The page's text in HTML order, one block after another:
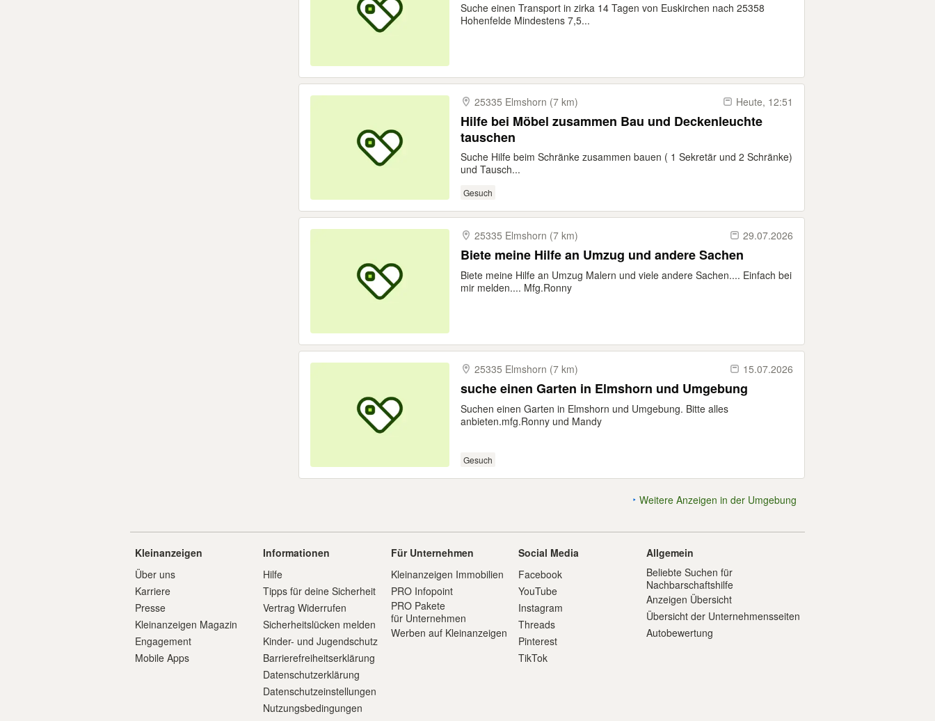
Suche einen Transport in zirka 14 Tagen von Euskirchen nach 25358
Hohenfelde Mindestens 7,5...
25335 Elmshorn (7 km) Heute, 12:51
Hilfe bei Möbel zusammen Bau und Deckenleuchte
tauschen
Suche Hilfe beim Schränke zusammen bauen ( 1 Sekretär und 2 Schränke)
und Tausch...
Gesuch
25335 Elmshorn (7 km) 29.07.2026
Biete meine Hilfe an Umzug und andere Sachen
Biete meine Hilfe an Umzug Malern und viele andere Sachen.... Einfach bei
mir melden.... Mfg.Ronny
25335 Elmshorn (7 km) 15.07.2026
suche einen Garten in Elmshorn und Umgebung
Suchen einen Garten in Elmshorn und Umgebung. Bitte alles
anbieten.mfg.Ronny und Mandy
Gesuch
Weitere Anzeigen in der Umgebung
Kleinanzeigen
Über uns
Karriere
Presse
Kleinanzeigen Magazin
Engagement
Mobile Apps
Informationen
Hilfe
Tipps für deine Sicherheit
Vertrag Widerrufen
Sicherheitslücken melden
Kinder- und Jugendschutz
Barrierefreiheitserklärung
Datenschutzerklärung
Datenschutzeinstellungen
Nutzungsbedingungen
Für Unternehmen
Kleinanzeigen Immobilien
PRO Infopoint
PRO Pakete
für Unternehmen
Werben auf Kleinanzeigen
Social Media
Facebook
YouTube
Instagram
Threads
Pinterest
TikTok
Allgemein
Beliebte Suchen für
Nachbarschaftshilfe
Anzeigen Übersicht
Übersicht der Unternehmensseiten
Autobewertung